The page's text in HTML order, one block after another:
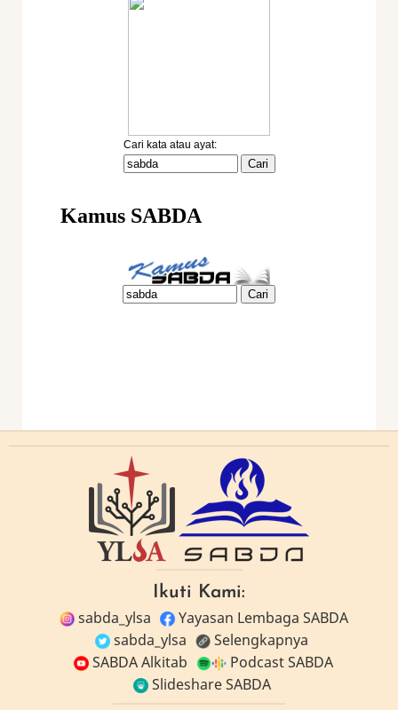
Ikuti Kami:
sabda_ylsa
Yayasan Lembaga SABDA
sabda_ylsa
Selengkapnya
SABDA Alkitab
Podcast SABDA
Slideshare SABDA